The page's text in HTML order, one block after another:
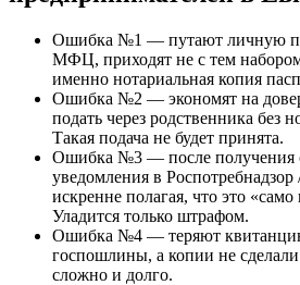
Ошибка №1 — путают личную
МФЦ, приходят не с тем
именно нотариальная копия
Ошибка №2 — экономят на
подать через родственника без
Такая подача не будет принята.
Ошибка №3 — после получения
уведомления в
искренне полагая, что это «само
Уладится только штрафом.
Ошибка №4 — теряют
госпошлины, а копии не
сложно и долго.